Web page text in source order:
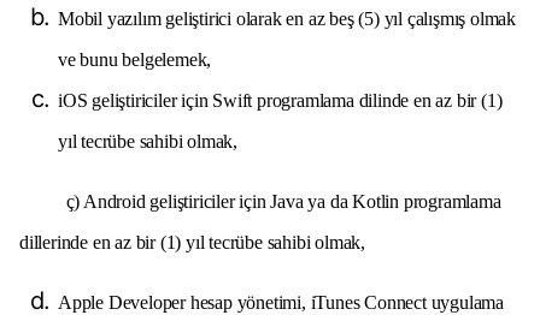
Mobil yazılım geliştirici olarak en az beş (5) yıl çalışmış olmak
ve bunu belgelemek,
iOS geliştiriciler için Swift programlama dilinde en az bir (1)
yıl tecrübe sahibi olmak,
ç) Android geliştiriciler için Java ya da Kotlin programlama
dillerinde en az bir (1) yıl tecrübe sahibi olmak,
Apple Developer hesap yönetimi, iTunes Connect uygulama